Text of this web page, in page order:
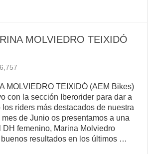
MOLVIEDRO TEIXIDÓ
6,757
MOLVIEDRO TEIXIDÓ (AEM Bikes)
con la sección Iberorider para dar a
riders más destacados de nuestra
de Junio os presentamos a una
DH femenino, Marina Molviedro
resultados en los últimos …